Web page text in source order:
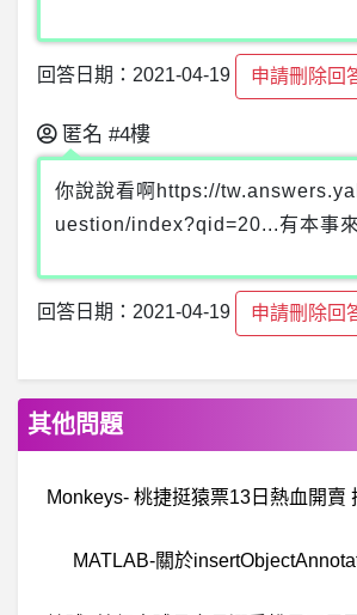
回答日期：2021-04-19 申請刪除回
匿名 #4樓
你說說看啊https://
uestion/index?qid=20...有本事
回答日期：2021-04-19 申請刪除回
其他問題
MATLAB-關於